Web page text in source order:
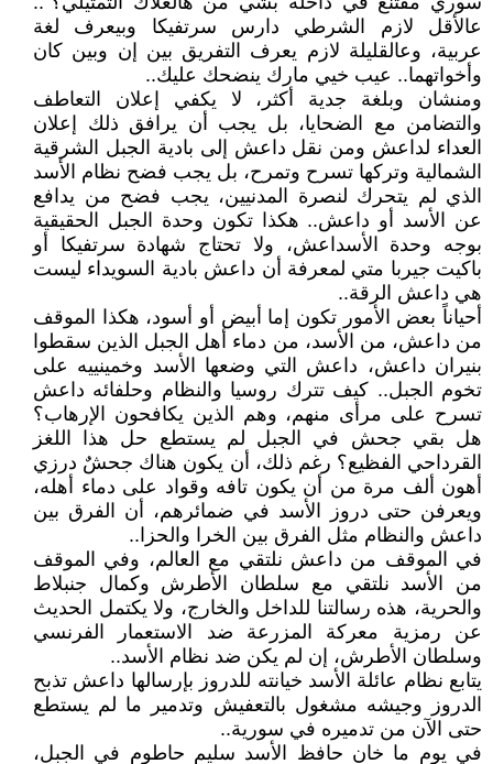
عالأقل لازم الشرطي دارس سرتفيكا وبيعرف لغة
عربية، وعالقليلة لازم يعرف التفريق بين إن وبين كان
وأخواتهما.. عيب خيي مارك ينضحك عليك..
ومنشان وبلغة جدية أكثر، لا يكفي إعلان التعاطف
والتضامن مع الضحايا، بل يجب أن يرافق ذلك إعلان
العداء لداعش ومن نقل داعش إلى بادية الجبل الشرقية
الشمالية وتركها تسرح وتمرح، بل يجب فضح نظام الأسد
الذي لم يتحرك لنصرة المدنيين، يجب فضح من يدافع
عن الأسد أو داعش.. هكذا تكون وحدة الجبل الحقيقية
بوجه وحدة الأسداعش، ولا تحتاج شهادة سرتفيكا أو
باكيت جيربا متي لمعرفة أن داعش بادية السويداء ليست
هي داعش الرقة..
أحياناً بعض الأمور تكون إما أبيض أو أسود، هكذا الموقف
من داعش، من الأسد، من دماء أهل الجبل الذين سقطوا
بنيران داعش، داعش التي وضعها الأسد وخمينييه على
تخوم الجبل.. كيف تترك روسيا والنظام وحلفائه داعش
تسرح على مرأى منهم، وهم الذين يكافحون الإرهاب؟
هل بقي جحش في الجبل لم يستطع حل هذا اللغز
القرداحي الفظيع؟ رغم ذلك، أن يكون هناك جحشٌ درزي
أهون ألف مرة من أن يكون تافه وقواد على دماء أهله،
ويعرفن حتى دروز الأسد في ضمائرهم، أن الفرق بين
داعش والنظام مثل الفرق بين الخرا والحزا..
في الموقف من داعش نلتقي مع العالم، وفي الموقف
من الأسد نلتقي مع سلطان الأطرش وكمال جنبلاط
والحرية، هذه رسالتنا للداخل والخارج، ولا يكتمل الحديث
عن رمزية معركة المزرعة ضد الاستعمار الفرنسي
وسلطان الأطرش، إن لم يكن ضد نظام الأسد..
يتابع نظام عائلة الأسد خيانته للدروز بإرسالها داعش تذبح
الدروز وجيشه مشغول بالتعفيش وتدمير ما لم يستطع
حتى الآن من تدميره في سورية..
في يوم ما خان حافظ الأسد سليم حاطوم في الجبل،